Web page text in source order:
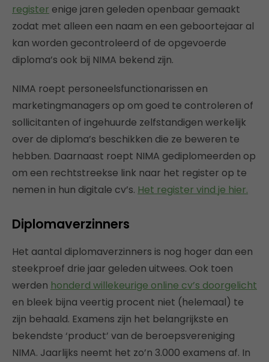
register enige jaren geleden openbaar gemaakt
zodat met alleen een naam en een geboortejaar al
kan worden gecontroleerd of de opgevoerde
diploma’s ook bij NIMA bekend zijn.
NIMA roept personeelsfunctionarissen en
marketingmanagers op om goed te controleren of
sollicitanten of ingehuurde zelfstandigen werkelijk
over de diploma’s beschikken die ze beweren te
hebben. Daarnaast roept NIMA gediplomeerden op
om een rechtstreekse link naar het register op te
nemen in hun digitale cv’s. Het register vind je hier.
Diplomaverzinners
Het aantal diplomaverzinners is nog hoger dan een
steekproef drie jaar geleden uitwees. Ook toen
werden honderd willekeurige online cv’s doorgelicht
en bleek bijna veertig procent niet (helemaal) te
zijn behaald. Examens zijn het belangrijkste en
bekendste ‘product’ van de beroepsvereniging
NIMA. Jaarlijks neemt het zo’n 3.000 examens af. In